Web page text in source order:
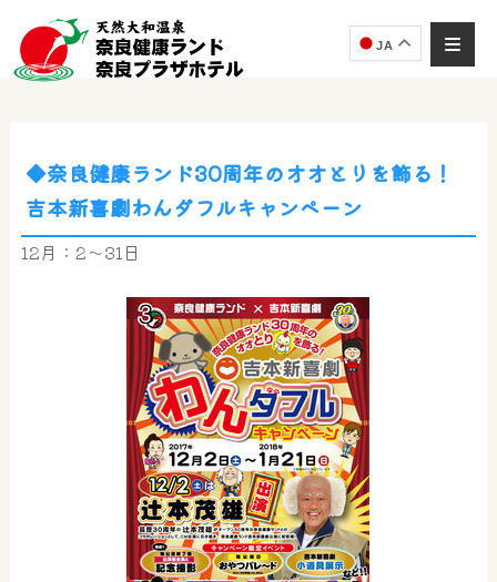
JA
◆奈良健康ランド30周年のオオとりを飾る！
吉本新喜劇わんダフルキャンペーン
12月：2～31日
AIコンシェルジュ
ご質問をお伺いします。